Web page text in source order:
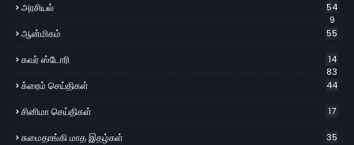
அரசியல்
54
9
ஆன்மிகம் 55
கவர் ஸ்டோரி
14
83
க்ரைம் செய்திகள் 44
சினிமா செய்திகள் 17
சுமைதாங்கி மாத இதழ்கள் 35